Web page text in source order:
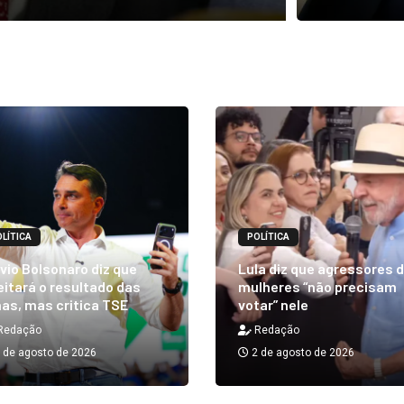
Bolsonaro diz que
o resultado das
mas critica TSE
de agosto de 2026
POLÍTICA
Lula diz que agressores
mulheres “não precisam
votar” nele
Redação
2 de agosto de 2026